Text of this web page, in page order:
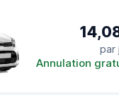
par
Annulation